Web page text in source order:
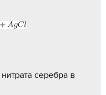
г
серебра в